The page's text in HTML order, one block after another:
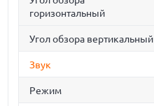
горизонтальный
Угол обзора вертикальный
Звук
Режим